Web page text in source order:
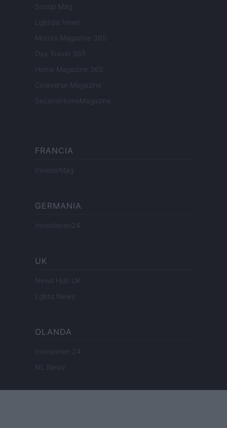
Scoop Mag
Lgbtqia News
Motors Magazine 365
Day Travel 365
Home Magazine 365
Cineverse Magazine
SecondHomeMagazine
FRANCIA
InvestirMag
GERMANIA
Investieren24
UK
News Hub UK
Lgbtq News
OLANDA
Investeren 24
NL Newz